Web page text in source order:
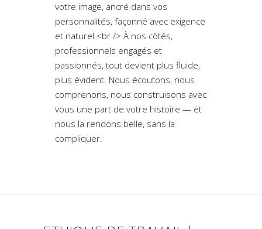
votre image, ancré dans vos
personnalités, façonné avec exigence
et naturel.<br /> À nos côtés,
professionnels engagés et
passionnés, tout devient plus fluide,
plus évident. Nous écoutons, nous
comprenons, nous construisons avec
vous une part de votre histoire — et
nous la rendons belle, sans la
compliquer.